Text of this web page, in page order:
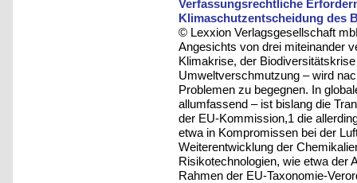
Verfassungsrechtliche
Klimaschutzentscheidung des
© Lexxion Verlagsgesellschaft
Angesichts von drei miteinander
Klimakrise, der
Umweltverschmutzung – wird
Problemen zu begegnen. In
allumfassend – ist bislang die
der EU-Kommission,1 die
etwa in Kompromissen bei der
Weiterentwicklung der
Risikotechnologien, wie etwa der
Rahmen der EU-Taxonomie-